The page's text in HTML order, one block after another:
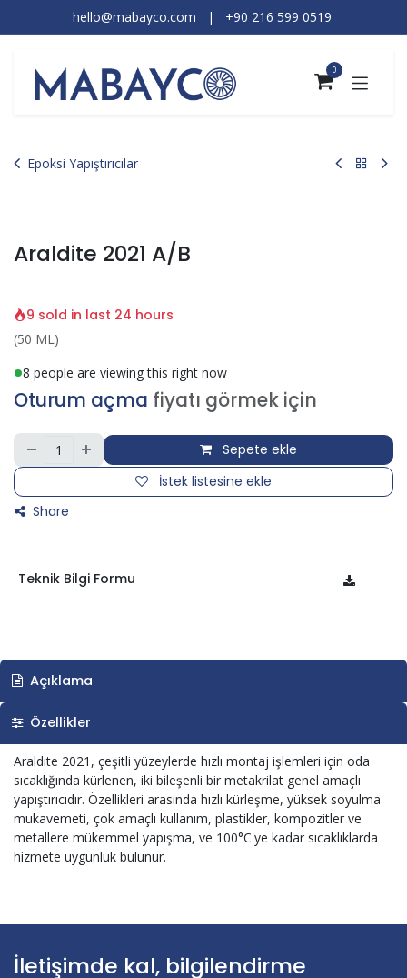
hello@mabayco.com | +90 216 599 0519​
0
Epoksi Yapıştırıcılar
Araldite 2021 A/B
9 sold in last 24 hours
(50 ML)
8 people are viewing this right now
Oturum açma fiyatı görmek için
Sepete ekle
İstek listesine ekle
Share
Teknik Bilgi Formu
Açıklama
Özellikler
Araldite 2021, çeşitli yüzeylerde hızlı montaj işlemleri için oda
sıcaklığında kürlenen, iki bileşenli bir metakrilat genel amaçlı
yapıştırıcıdır. Özellikleri arasında hızlı kürleşme, yüksek soyulma
mukavemeti, çok amaçlı kullanım, plastikler, kompozitler ve
metallere mükemmel yapışma, ve 100°C'ye kadar sıcaklıklarda
hizmete uygunluk bulunur.
İletişimde kal, bilgilendirme